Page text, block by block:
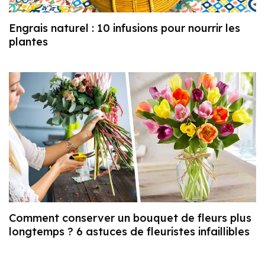
Engrais naturel : 10 infusions pour nourrir les
plantes
Comment conserver un bouquet de fleurs plus
longtemps ? 6 astuces de fleuristes infaillibles